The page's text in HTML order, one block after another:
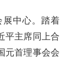
展中心。踏着
平主席同上合
元首理事会会